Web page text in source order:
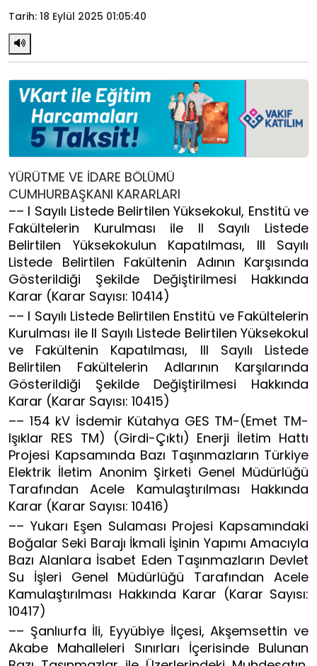
Tarih: 18 Eylül 2025 01:05:40
YÜRÜTME VE İDARE BÖLÜMÜ
CUMHURBAŞKANI KARARLARI
–– I Sayılı Listede Belirtilen Yüksekokul, Enstitü ve
Fakültelerin Kurulması ile II Sayılı Listede
Belirtilen Yüksekokulun Kapatılması, III Sayılı
Listede Belirtilen Fakültenin Adının Karşısında
Gösterildiği Şekilde Değiştirilmesi Hakkında
Karar (Karar Sayısı: 10414)
–– I Sayılı Listede Belirtilen Enstitü ve Fakültelerin
Kurulması ile II Sayılı Listede Belirtilen Yüksekokul
ve Fakültenin Kapatılması, III Sayılı Listede
Belirtilen Fakültelerin Adlarının Karşılarında
Gösterildiği Şekilde Değiştirilmesi Hakkında
Karar (Karar Sayısı: 10415)
–– 154 kV İsdemir Kütahya GES TM-(Emet TM-
Işıklar RES TM) (Girdi-Çıktı) Enerji İletim Hattı
Projesi Kapsamında Bazı Taşınmazların Türkiye
Elektrik İletim Anonim Şirketi Genel Müdürlüğü
Tarafından Acele Kamulaştırılması Hakkında
Karar (Karar Sayısı: 10416)
–– Yukarı Eşen Sulaması Projesi Kapsamındaki
Boğalar Seki Barajı İkmali İşinin Yapımı Amacıyla
Bazı Alanlara İsabet Eden Taşınmazların Devlet
Su İşleri Genel Müdürlüğü Tarafından Acele
Kamulaştırılması Hakkında Karar (Karar Sayısı:
10417)
–– Şanlıurfa İli, Eyyübiye İlçesi, Akşemsettin ve
Akabe Mahalleleri Sınırları İçerisinde Bulunan